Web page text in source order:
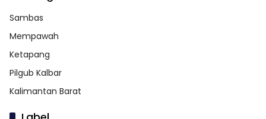
Sambas
Mempawah
Ketapang
Pilgub Kalbar
Kalimantan Barat